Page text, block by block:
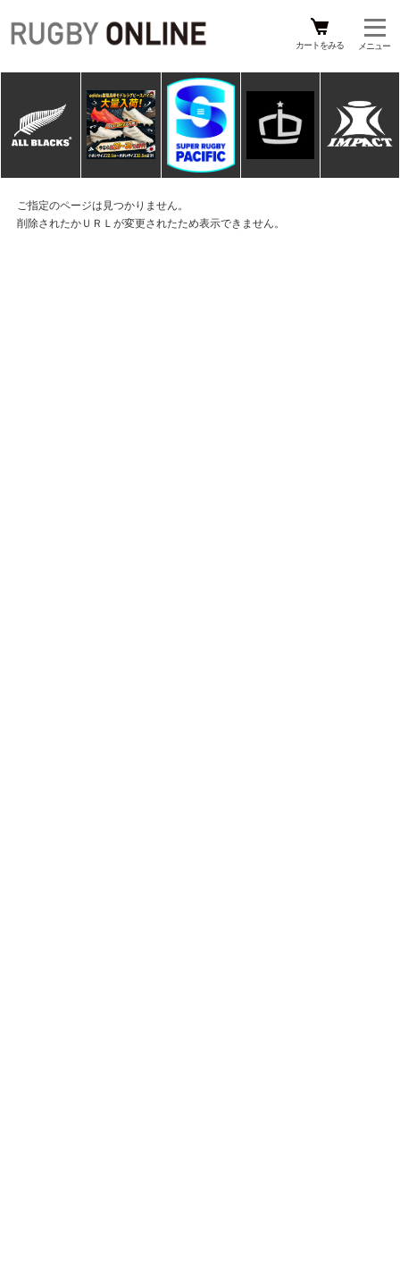
カートをみる
ご指定のページは見つかりません。
削除されたかＵＲＬが変更されたため表示できません。